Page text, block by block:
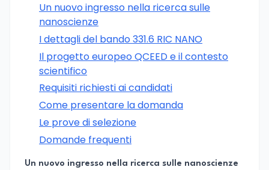
Un nuovo ingresso nella ricerca sulle
nanoscienze
I dettagli del bando 331.6 RIC NANO
Il progetto europeo QCEED e il contesto
scientifico
Requisiti richiesti ai candidati
Come presentare la domanda
Le prove di selezione
Domande frequenti
Un nuovo ingresso nella ricerca sulle nanoscienze